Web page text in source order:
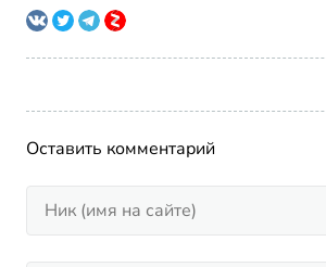
Оставить комментарий